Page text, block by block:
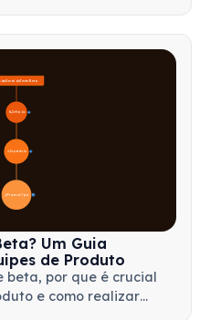
🔍 Definição 4
🎯 Importância 7
📋 Processo e Tipos
Geral do Teste Beta
Um Guia
de Produto
beta, por que é crucial
e como realizar